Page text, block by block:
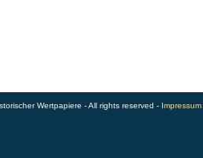
Wertpapiere - All rights reserved - Impressum